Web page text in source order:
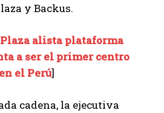
y Backus.
alista plataforma
a ser el primer centro
el Perú]
cadena, la ejecutiva